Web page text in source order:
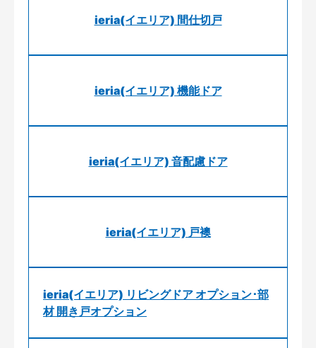
ieria(イエリア) 間仕切戸
ieria(イエリア) 機能ドア
ieria(イエリア) 音配慮ドア
ieria(イエリア) 戸襖
ieria(イエリア) リビングドア オプション･部
材 開き戸オプション